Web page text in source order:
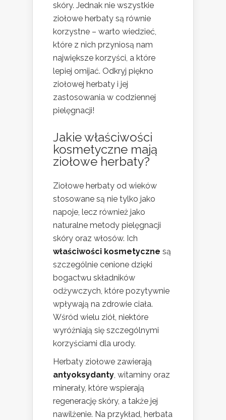
skóry. Jednak nie wszystkie
ziołowe herbaty są równie
korzystne – warto wiedzieć,
które z nich przyniosą nam
największe korzyści, a które
lepiej omijać. Odkryj piękno
ziołowej herbaty i jej
zastosowania w codziennej
pielęgnacji!
Jakie właściwości
kosmetyczne mają
ziołowe herbaty?
Ziołowe herbaty od wieków
stosowane są nie tylko jako
napoje, lecz również jako
naturalne metody pielęgnacji
skóry oraz włosów. Ich
właściwości kosmetyczne są
szczególnie cenione dzięki
bogactwu składników
odżywczych, które pozytywnie
wpływają na zdrowie ciała.
Wśród wielu ziół, niektóre
wyróżniają się szczególnymi
korzyściami dla urody.
Herbaty ziołowe zawierają
antyoksydanty, witaminy oraz
minerały, które wspierają
regenerację skóry, a także jej
nawilżenie. Na przykład, herbata